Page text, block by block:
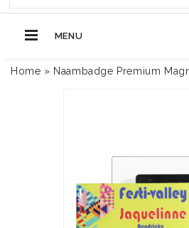
MENU
Home » Naambadge Premium